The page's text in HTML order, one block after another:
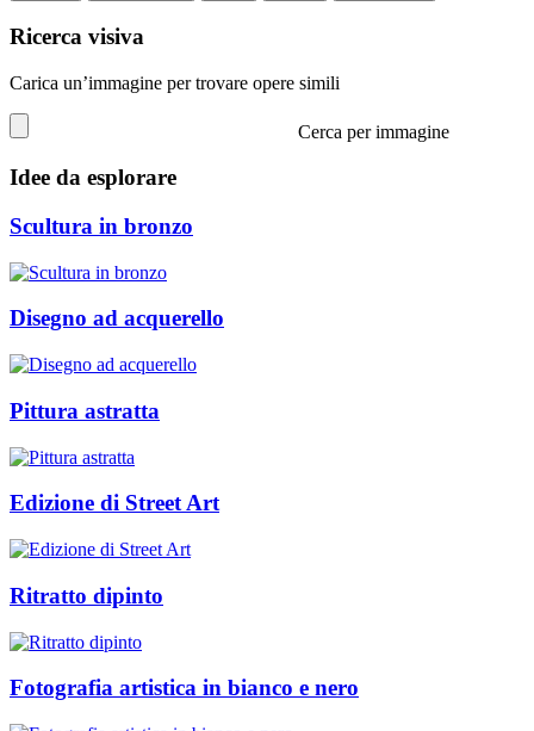
Ricerca visiva
Carica un’immagine per trovare opere simili
Cerca per immagine
Idee da esplorare
Scultura in bronzo
Disegno ad acquerello
Pittura astratta
Edizione di Street Art
Ritratto dipinto
Fotografia artistica in bianco e nero